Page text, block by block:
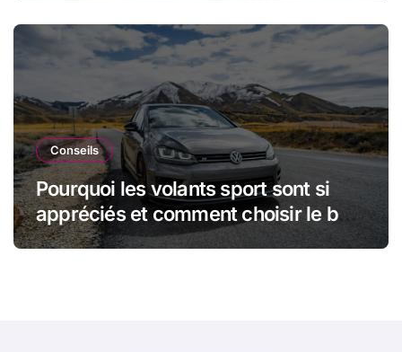
Conseils
Pourquoi les volants sport sont si
appréciés et comment choisir le bon
modèle